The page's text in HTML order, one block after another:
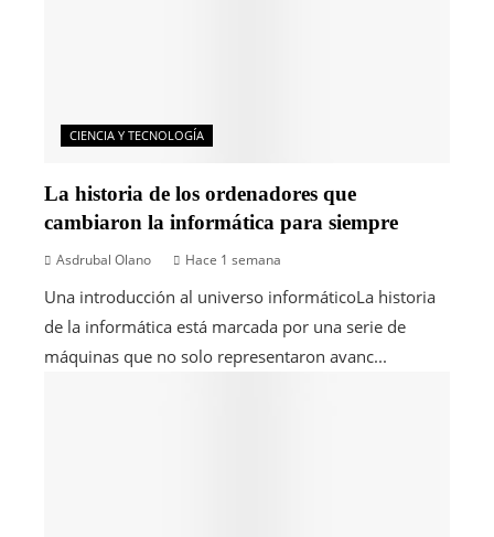
CIENCIA Y TECNOLOGÍA
La historia de los ordenadores que
cambiaron la informática para siempre
Asdrubal Olano Hace 1 semana
Una introducción al universo informáticoLa historia
de la informática está marcada por una serie de
máquinas que no solo representaron avanc...